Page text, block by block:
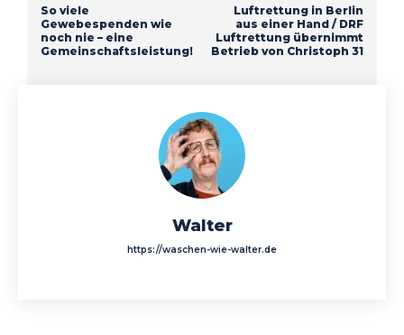
So viele
Gewebespenden wie
noch nie – eine
Gemeinschaftsleistung!
Luftrettung in Berlin
aus einer Hand / DRF
Luftrettung übernimmt
Betrieb von Christoph 31
Walter
https://waschen-wie-walter.de